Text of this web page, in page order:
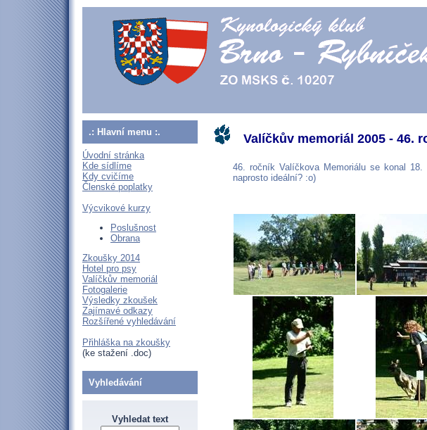
.: Hlavní menu :.
Úvodní stránka
Kde sídlíme
Kdy cvičíme
Členské poplatky
Výcvikové kurzy
Poslušnost
Obrana
Zkoušky 2014
Hotel pro psy
Valíčkův memoriál
Fotogalerie
Výsledky zkoušek
Zajímavé odkazy
Rozšířené vyhledávání
Přihláška na zkoušky
(ke stažení .doc)
Vyhledávání
Vyhledat text
Valíčkův memoriál 2005 - 46.
46. ročník Valíčkova Memoriálu se konal
naprosto ideální? :o)